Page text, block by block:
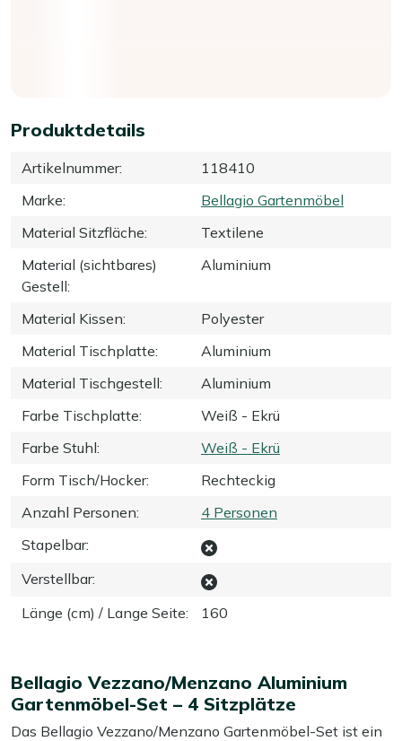
Produktdetails
Artikelnummer:
118410
Marke:
Bellagio Gartenmöbel
Material Sitzfläche:
Textilene
Material (sichtbares)
Gestell:
Aluminium
Material Kissen:
Polyester
Material Tischplatte:
Aluminium
Material Tischgestell:
Aluminium
Farbe Tischplatte:
Weiß - Ekrü
Farbe Stuhl:
Weiß - Ekrü
Form Tisch/Hocker:
Rechteckig
Anzahl Personen:
4 Personen
Stapelbar:
Verstellbar:
Länge (cm) / Lange Seite: 160
Bellagio Vezzano/Menzano Aluminium
Gartenmöbel-Set – 4 Sitzplätze
Das Bellagio Vezzano/Menzano Gartenmöbel-Set ist ein